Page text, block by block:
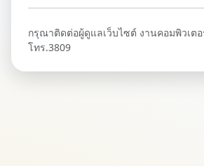
กรุณาติดต่อผู้ดูแลเว็บไซต์ งานคอมพิวเต
โทร.3809